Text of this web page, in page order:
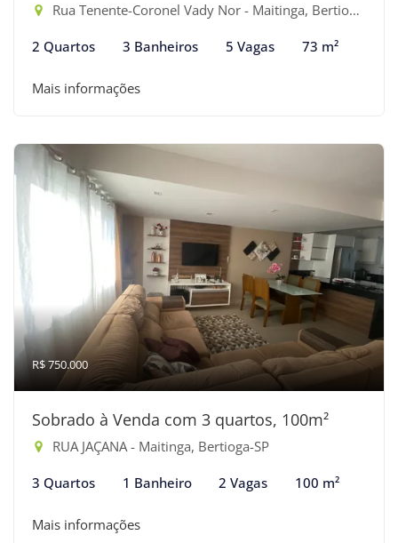
Rua Tenente-Coronel Vady Nor - Maitinga, Bertioga-SP
2 Quartos 3 Banheiros 5 Vagas 73 m²
Mais informações
R$ 750.000
Sobrado à Venda com 3 quartos, 100m²
RUA JAÇANA - Maitinga, Bertioga-SP
3 Quartos 1 Banheiro 2 Vagas 100 m²
Mais informações